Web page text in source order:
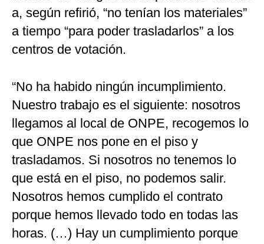
a, según refirió, “no tenían los materiales”
a tiempo “para poder trasladarlos” a los
centros de votación.
“No ha habido ningún incumplimiento.
Nuestro trabajo es el siguiente: nosotros
llegamos al local de ONPE, recogemos lo
que ONPE nos pone en el piso y
trasladamos. Si nosotros no tenemos lo
que está en el piso, no podemos salir.
Nosotros hemos cumplido el contrato
porque hemos llevado todo en todas las
horas. (…) Hay un cumplimiento porque